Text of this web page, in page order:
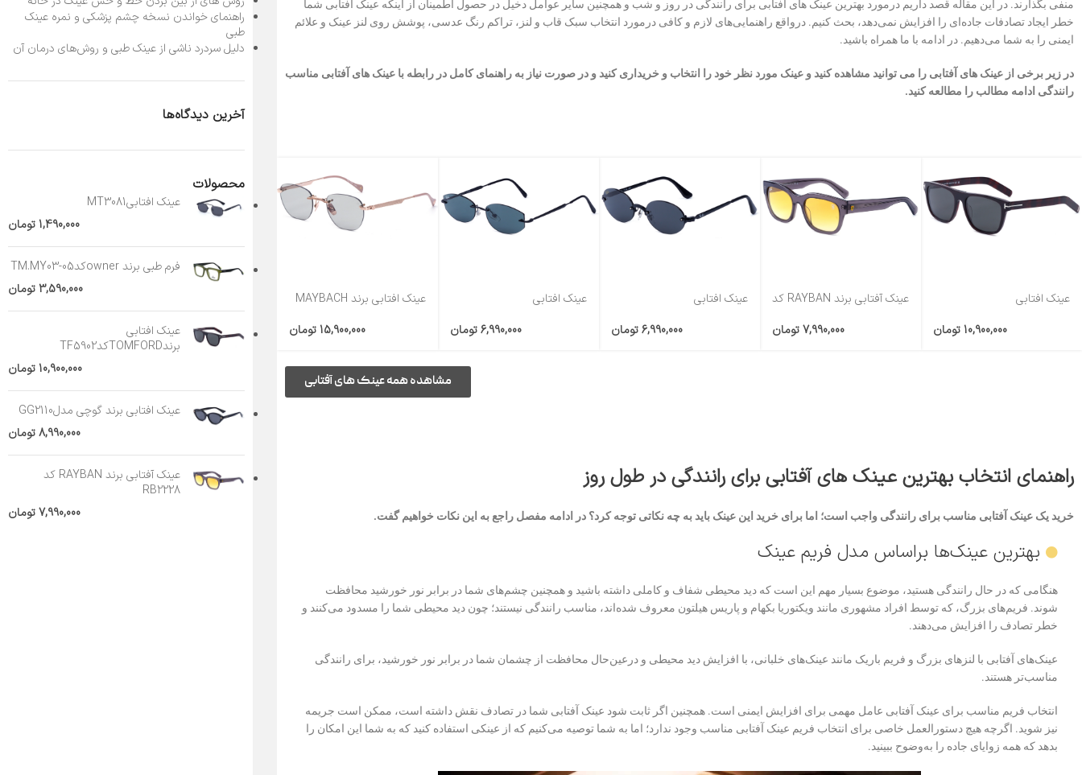
منفی بگذارند. در این مقاله قصد داریم درمورد بهترین عینک های آفتابی برای رانندگی در روز و شب و همچنین سایر عوامل دخیل در حصول اطمینان از اینکه عینک آفتابی شما
خطر ایجاد تصادفات جاده‌ای را افزایش نمی‌دهد، بحث کنیم. درواقع راهنمایی‌های لازم و کافی درمورد انتخاب سبک قاب و لنز،‌ تراکم رنگ عدسی، پوشش روی لنز عینک و علائم
ایمنی را به شما می‌دهیم. در ادامه با ما همراه باشید.
در زیر برخی از عینک های آفتابی را می توانید مشاهده کنید و عینک مورد نظر خود را انتخاب و خریداری کنید و در صورت نیاز به راهنمای کامل در رابطه با عینک های آفتابی مناسب
رانندگی ادامه مطالب را مطالعه کنید.
عینک افتابی
10,900,000 تومان
عینک آفتابی برند RAYBAN کد
7,990,000تومان
عینک افتابی
6,990,000 تومان
عینک افتابی
6,990,000 تومان
عینک افتابی برند MAYBACH
15,900,000 تومان
مشاهده همه عینک های آفتابی
راهنمای انتخاب بهترین عینک های آفتابی برای رانندگی در طول روز
خرید یک عینک آفتابی مناسب برای رانندگی واجب است؛ اما برای خرید این عینک باید به چه نکاتی توجه کرد؟ در ادامه مفصل راجع به این نکات خواهیم گفت.
بهترین عینک‌ها براساس مدل فریم عینک
هنگامی که در حال رانندگی هستید، موضوع بسیار مهم این است که دید محیطی شفاف و کاملی داشته باشید و همچنین چشم‌های شما در برابر نور خورشید محافظت
شوند. فریم‌های بزرگ، که توسط افراد مشهوری مانند ویکتوریا بکهام و پاریس هیلتون معروف شده‌اند، مناسب رانندگی نیستند؛ چون دید محیطی شما را مسدود می‌کنند و
خطر تصادف را افزایش می‌دهند.
عینک‌های آفتابی با لنزهای بزرگ و فریم باریک مانند عینک‌های خلبانی، با افزایش دید محیطی و درعین‌حال محافظت از چشمان شما در برابر نور خورشید، برای رانندگی
مناسب‌تر هستند.
انتخاب فریم مناسب برای عینک آفتابی عامل مهمی ‌برای افزایش ایمنی است. همچنین اگر ثابت شود عینک آفتابی شما در تصادف نقش داشته است، ممکن است جریمه
نیز شوید. اگرچه هیچ دستورالعمل خاصی برای انتخاب فریم عینک آفتابی مناسب وجود ندارد؛ اما به شما توصیه می‌کنیم که از عینکی استفاده کنید که به شما این امکان را
بدهد که همه زوایای جاده را به‌وضوح ببینید.
راهنمای خواندن نسخه چشم پزشکی و نمره عینک
طبی
دلیل سردرد ناشی از عینک طبی و روش‌های درمان آن
آخرین دیدگاه‌ها
محصولات
عینک افتابیMT3081
1,490,000 تومان
فرم طبی برند ownerکدTM.MY03-05
3,590,000تومان
عینک افتابی
برندTOMFORDکدTF5902
10,900,000 تومان
عینک افتابی برند گوچی مدلGG2110
8,990,000تومان
عینک آفتابی برند RAYBAN کد
RB2228
7,990,000تومان